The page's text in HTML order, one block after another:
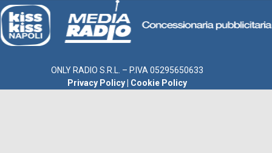
ONLY RADIO S.R.L. – P.IVA 05295650633
Privacy Policy
Cookie Policy